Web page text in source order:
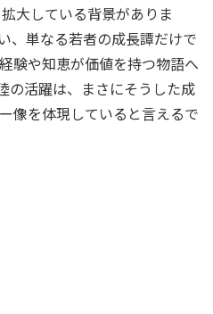
大している背景がありま
、単なる若者の成長譚だけで
験や知恵が価値を持つ物語へ
の活躍は、まさにそうした成
像を体現していると言えるで